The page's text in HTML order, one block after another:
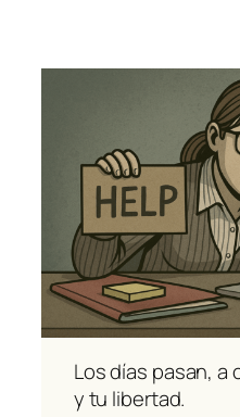
Los días pasan,
y tu libertad.